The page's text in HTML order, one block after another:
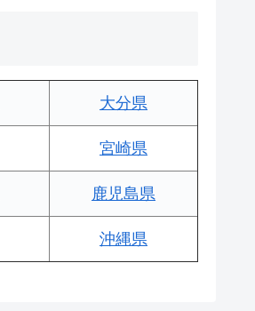
大分県
宮崎県
鹿児島県
沖縄県